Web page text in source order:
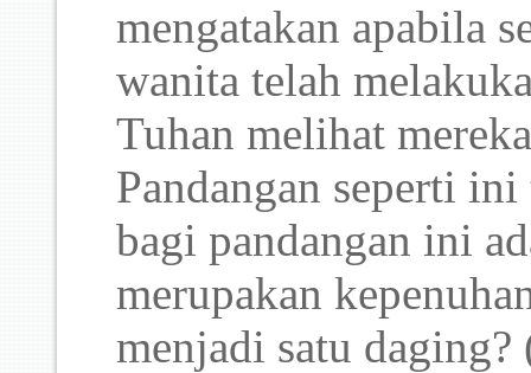
mengatakan apabila
wanita telah
Tuhan melihat
Pandangan seperti
bagi pandangan ini
merupakan
menjadi satu